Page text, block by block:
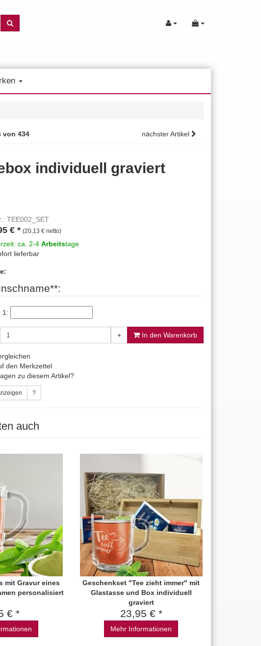
von 434 nächster Artikel
individuell graviert
TEE002_SET
€ * (20,13 € netto)
ca. 2-4 Arbeitstage
lieferbar
1:
+ In den Warenkorb
den Merkzettel
zu diesem Artikel?
?
auch
mit Gravur eines
personalisiert
€ *
Geschenkset "Tee zieht immer" mit
Glastasse und Box individuell
graviert
23,95 € *
Mehr Informationen